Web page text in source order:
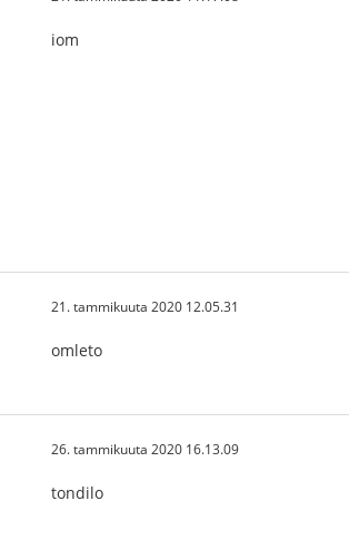
iom
21. tammikuuta 2020 12.05.31
omleto
26. tammikuuta 2020 16.13.09
tondilo